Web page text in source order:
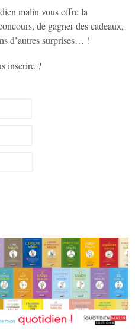
malin vous offre la
de gagner des cadeaux,
d’autres surprises… !
inscrire ?